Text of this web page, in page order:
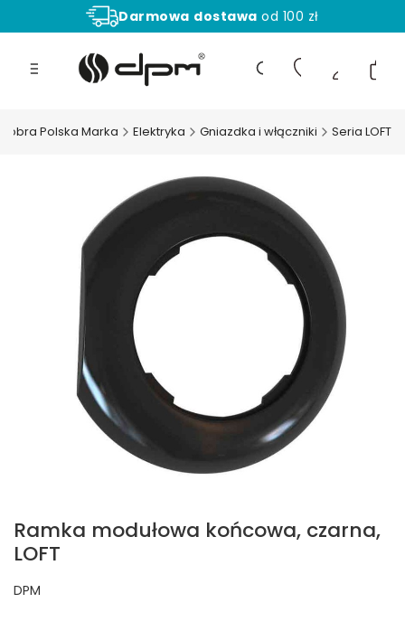
Darmowa dostawa od 100 zł
Aż
na zwrot towaru!
Otwórz wyszukiwarkę
Dobra Polska Marka Elektryka Gniazdka i włączniki Seria LOFT
Ramka modułowa końcowa, czarna,
LOFT
DPM